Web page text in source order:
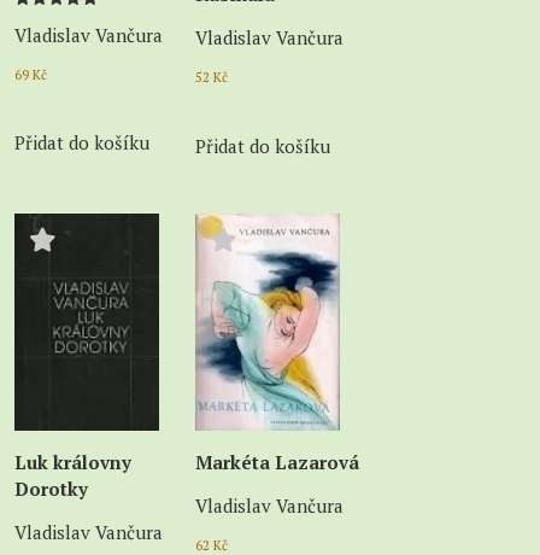
5.00
Vladislav Vančura
69 Kč
Přidat do košíku
Vladislav Vančura
52 Kč
Přidat do košíku
Luk královny
Dorotky
Vladislav Vančura
Markéta Lazarová
Vladislav Vančura
62 Kč